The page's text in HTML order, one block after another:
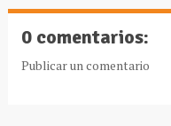
0 comentarios:
Publicar un comentario